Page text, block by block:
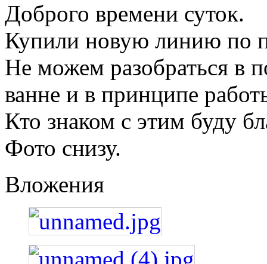
Доброго времени суток.
Купили новую линию по
Не можем разобраться в
ванне и в принципе
Кто знаком с этим буду
Фото снизу.
Вложения